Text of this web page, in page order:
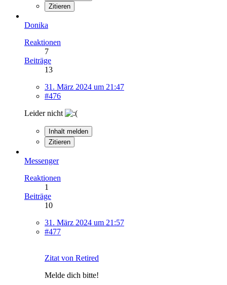
Zitieren
Donika
Reaktionen
7
Beiträge
13
31. März 2024 um 21:47
#476
Leider nicht
Inhalt melden
Zitieren
Messenger
Reaktionen
1
Beiträge
10
31. März 2024 um 21:57
#477
Zitat von Retired
Melde dich bitte!